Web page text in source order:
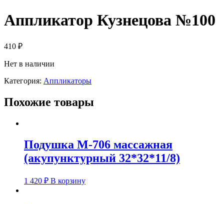
Аппликатор Кузнецова №100
410 ₽
Нет в наличии
Категория: Аппликаторы
Похожие товары
Подушка М-706 массажная
(акупунктурный 32*32*11/8)
1 420 ₽ В корзину